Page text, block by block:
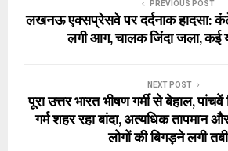
PREVIOUS POST
लखनऊ एक्सप्रेसवे पर दर्दनाक हादसा:
लगी आग, चालक जिंदा जला, कई
NEXT POST
पूरा उत्तर भारत भीषण गर्मी से बेहाल,
गर्म शहर रहा बांदा, अत्यधिक
लोगों की बिगड़ने लगी